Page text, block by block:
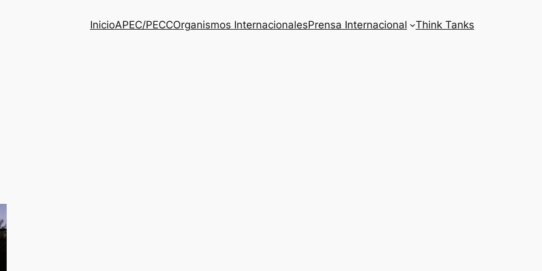
InicioAPEC/PECCOrganismos InternacionalesPrensa Internacional Think Tanks